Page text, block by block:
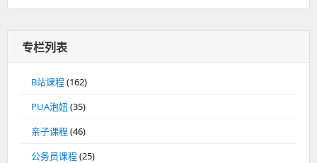
专栏列表
B站课程(162)
PUA泡妞 (35)
亲子课程(46)
公务员课程(25)